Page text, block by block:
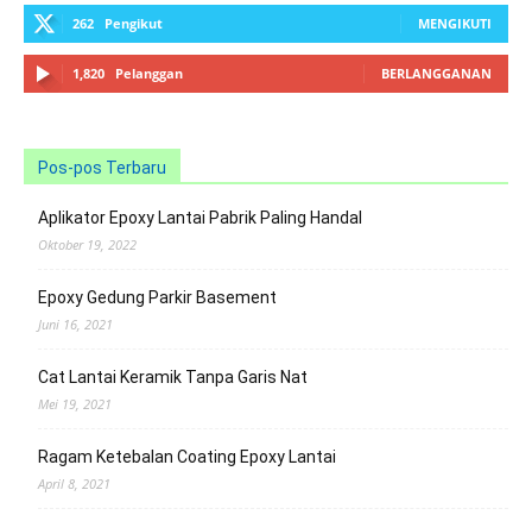
262 Pengikut MENGIKUTI
1,820 Pelanggan BERLANGGANAN
Pos-pos Terbaru
Aplikator Epoxy Lantai Pabrik Paling Handal
Oktober 19, 2022
Epoxy Gedung Parkir Basement
Juni 16, 2021
Cat Lantai Keramik Tanpa Garis Nat
Mei 19, 2021
Ragam Ketebalan Coating Epoxy Lantai
April 8, 2021